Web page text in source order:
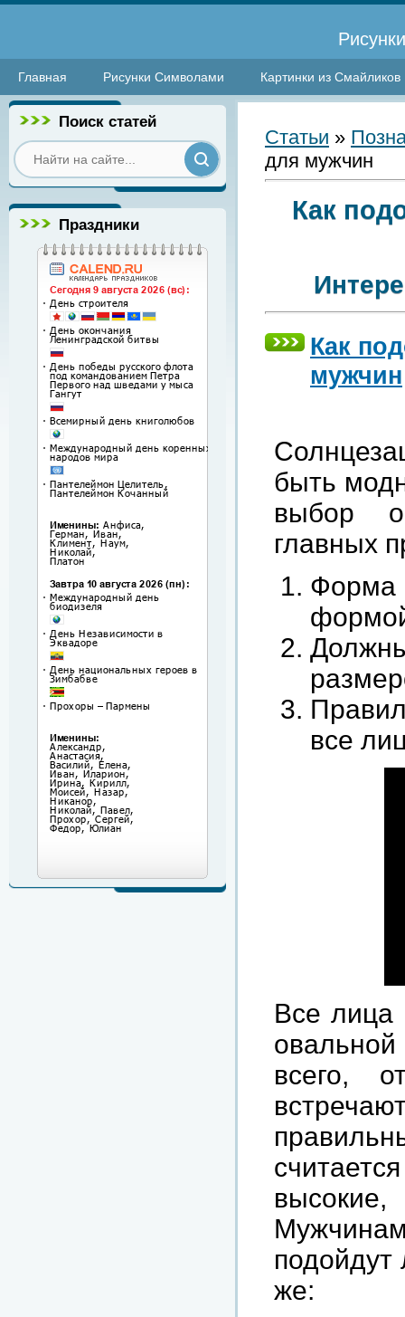
Главная Рисунки Символами Картинки из Смайликов
Поиск статей
Праздники
Статьи »
для мужчин
Как
Как
мужчин
быть
выбор
главных
Форма
все
Все лица
всего,
же: